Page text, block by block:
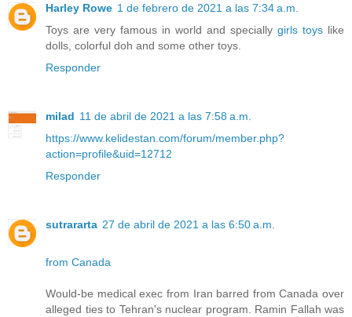
Harley Rowe 1 de febrero de 2021 a las 7:34 a.m.
Toys are very famous in world and specially girls toys like
dolls, colorful doh and some other toys.
Responder
milad 11 de abril de 2021 a las 7:58 a.m.
https://www.kelidestan.com/forum/member.php?
action=profile&uid=12712
Responder
sutrararta 27 de abril de 2021 a las 6:50 a.m.
from Canada
Would-be medical exec from Iran barred from Canada over
alleged ties to Tehran's nuclear program. Ramin Fallah was